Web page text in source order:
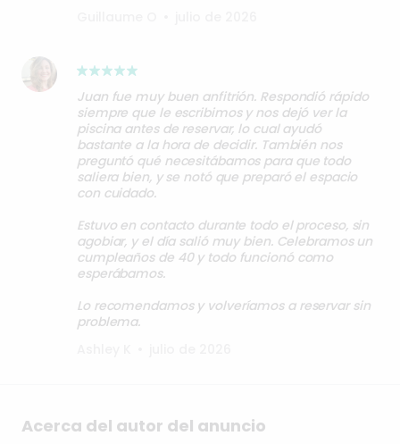
Juan fue muy buen anfitrión. Respondió rápido
siempre que le escribimos y nos dejó ver la
piscina antes de reservar, lo cual ayudó
bastante a la hora de decidir. También nos
preguntó qué necesitábamos para que todo
saliera bien, y se notó que preparó el espacio
con cuidado.
Estuvo en contacto durante todo el proceso, sin
agobiar, y el día salió muy bien. Celebramos un
cumpleaños de 40 y todo funcionó como
esperábamos.
Lo recomendamos y volveríamos a reservar sin
problema.
Acerca del autor del anuncio